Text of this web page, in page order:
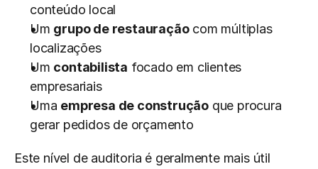
conteúdo local
Um grupo de restauração com múltiplas
localizações
Um contabilista focado em clientes
empresariais
Uma empresa de construção que procura
gerar pedidos de orçamento
Este nível de auditoria é geralmente mais útil